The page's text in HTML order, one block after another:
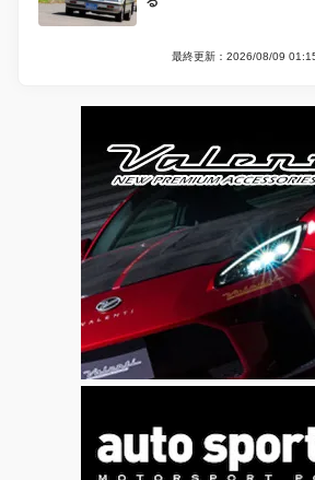
最終更新：2026/08/09